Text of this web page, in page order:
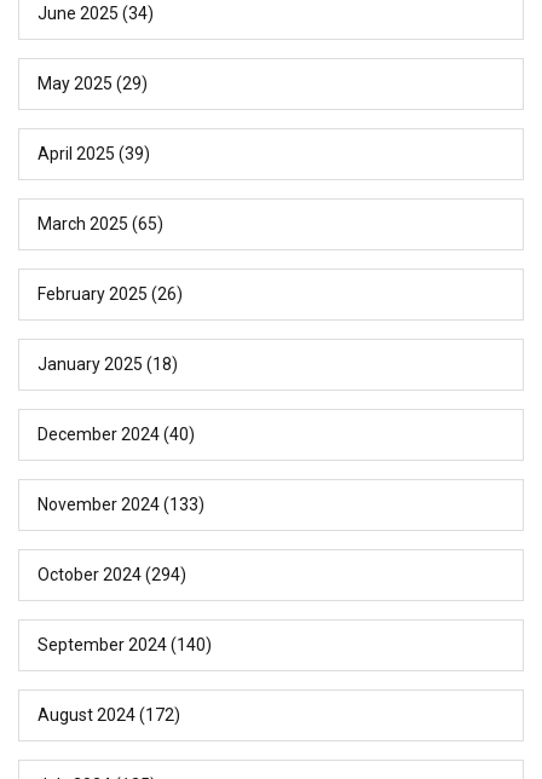
June 2025 (34)
May 2025 (29)
April 2025 (39)
March 2025 (65)
February 2025 (26)
January 2025 (18)
December 2024(40)
November 2024(133)
October 2024(294)
September 2024(140)
August 2024(172)